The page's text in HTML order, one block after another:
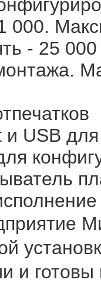
000.
- 25
USB
готовы